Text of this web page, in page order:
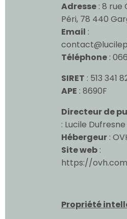
Adresse : 8 rue
Péri, 78 440
Email :
Téléphone :
SIRET : 513 341
APE : 8690F
Directeur de
: Lucile Dufresne
Hébergeur :
Site web :
https://ovh.com
Propriété